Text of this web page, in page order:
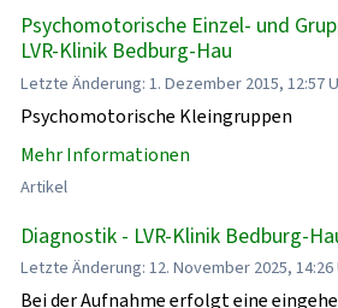
Psychomotorische Einzel- und
LVR-Klinik Bedburg-Hau
Letzte Änderung: 1. Dezember 2015, 12:57
Psychomotorische Kleingruppen
Mehr Informationen
Artikel
Diagnostik - LVR-Klinik Bedburg-
Letzte Änderung: 12. November 2025, 14:26
Bei der Aufnahme erfolgt eine